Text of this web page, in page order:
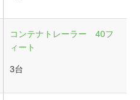
コンテナトレーラー 40フ
ィート
3台